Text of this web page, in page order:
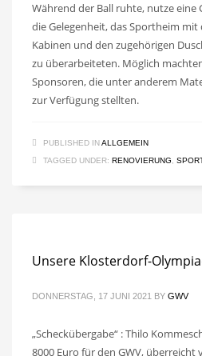
Während der Ball ruhte, nutze
die Gelegenheit, das Sportheim mit
Kabinen und den zugehörigen
zu überarbeiteten. Möglich
Sponsoren, die unter anderem
zur Verfügung stellten.
PUBLISHED INALLGEMEIN
TAGGED UNDER: RENOVIERUNG
Unsere Klosterdorf-
DONNERSTAG, 17 JUNI 2021 BY GWV
„Scheckübergabe“ : Thilo
8000 Euro für den GWV, überreicht